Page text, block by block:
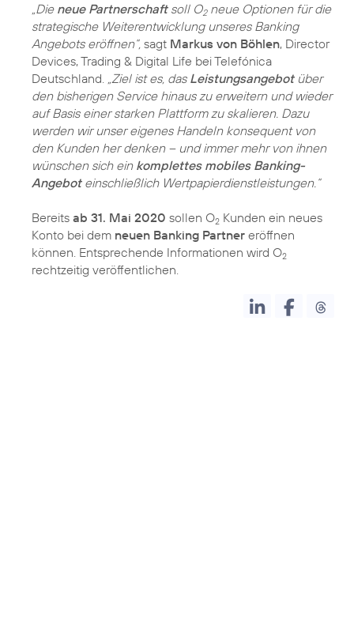
„Die neue Partnerschaftsoll O2neue Optionen für die
strategische Weiterentwicklung unseres Banking
Angebots eröffnen“, sagt Markus von Böhlen, Director
Devices, Trading & Digital Life bei Telefónica
Deutschland. „Ziel ist es, das Leistungsangebotüber
den bisherigen Service hinaus zu erweitern und wieder
auf Basis einer starken Plattform zu skalieren. Dazu
werden wir unser eigenes Handeln konsequent von
den Kunden her denken – und immer mehr von ihnen
wünschen sich ein komplettes mobiles Banking-
Angeboteinschließlich Wertpapierdienstleistungen.“
Bereits ab 31. Mai 2020 sollen O2 Kunden ein neues
Konto bei dem neuen Banking Partner eröffnen
können. Entsprechende Informationen wird O2
rechtzeitig veröffentlichen.